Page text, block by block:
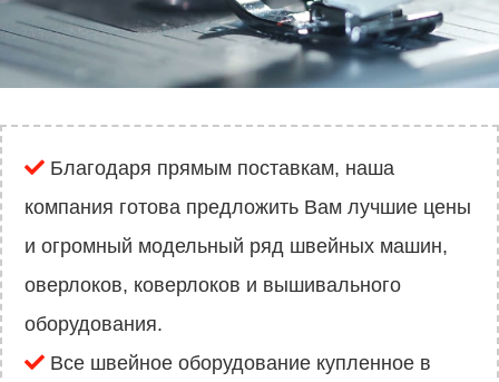
Благодаря прямым поставкам, наша
компания готова предложить Вам лучшие цены
и огромный модельный ряд швейных машин,
оверлоков, коверлоков и вышивального
оборудования.
Все швейное оборудование купленное в